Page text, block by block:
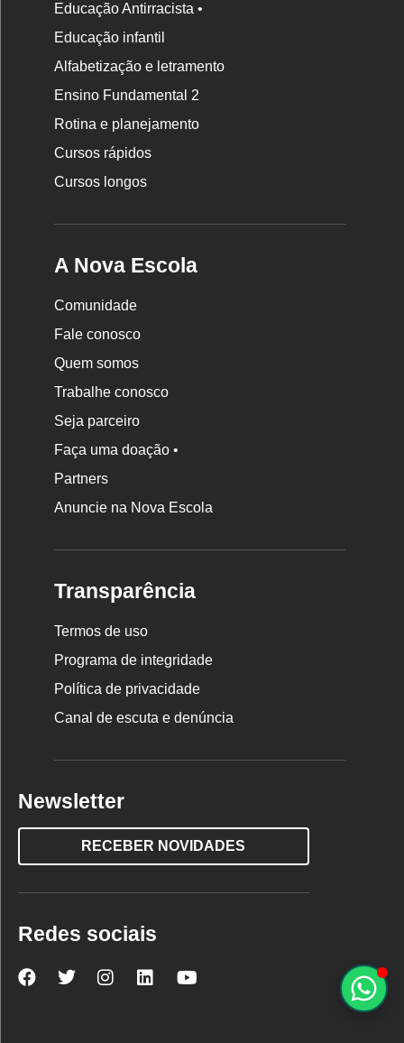
Educação Antirracista •
Educação infantil
Alfabetização e letramento
Ensino Fundamental 2
Rotina e planejamento
Cursos rápidos
Cursos longos
A Nova Escola
Comunidade
Fale conosco
Quem somos
Trabalhe conosco
Seja parceiro
Faça uma doação •
Partners
Anuncie na Nova Escola
Transparência
Termos de uso
Programa de integridade
Política de privacidade
Canal de escuta e denúncia
Newsletter
RECEBER NOVIDADES
Redes sociais
NovaNova Nova Nova